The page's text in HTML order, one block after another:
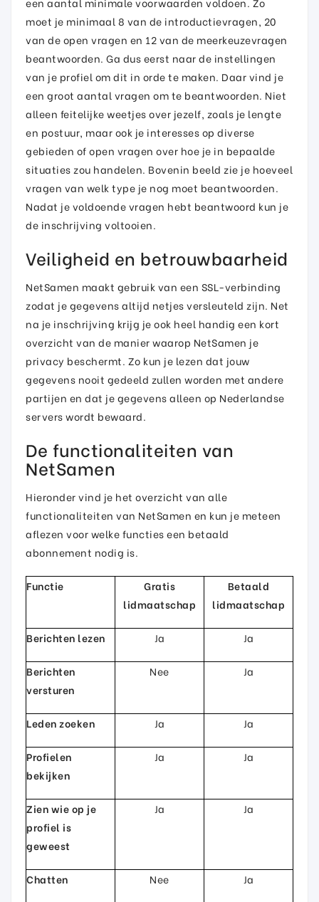
moet je minimaal 8 van de introductievragen, 20
van de open vragen en 12 van de meerkeuzevragen
beantwoorden. Ga dus eerst naar de instellingen
van je profiel om dit in orde te maken. Daar vind je
een groot aantal vragen om te beantwoorden. Niet
alleen feitelijke weetjes over jezelf, zoals je lengte
en postuur, maar ook je interesses op diverse
gebieden of open vragen over hoe je in bepaalde
situaties zou handelen. Bovenin beeld zie je hoeveel
vragen van welk type je nog moet beantwoorden.
Nadat je voldoende vragen hebt beantwoord kun je
de inschrijving voltooien.
Veiligheid en betrouwbaarheid
NetSamen maakt gebruik van een SSL-verbinding
zodat je gegevens altijd netjes versleuteld zijn. Net
na je inschrijving krijg je ook heel handig een kort
overzicht van de manier waarop NetSamen je
privacy beschermt. Zo kun je lezen dat jouw
gegevens nooit gedeeld zullen worden met andere
partijen en dat je gegevens alleen op Nederlandse
servers wordt bewaard.
De functionaliteiten van
NetSamen
Hieronder vind je het overzicht van alle
functionaliteiten van NetSamen en kun je meteen
aflezen voor welke functies een betaald
abonnement nodig is.
Functie
Gratis
lidmaatschap
Betaald
lidmaatschap
Berichten lezen Ja Ja
Berichten
versturen
Nee Ja
Leden zoeken Ja Ja
Profielen
bekijken
Ja Ja
Zien wie op je
profiel is
geweest
Ja Ja
Chatten Nee Ja